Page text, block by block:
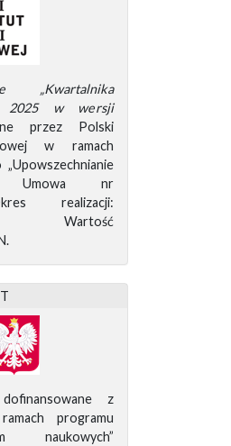
„Kwartalnika
2025 w wersji
przez Polski
w ramach
Umowa nr
realizacji:
Wartość
z
programu
naukowych”